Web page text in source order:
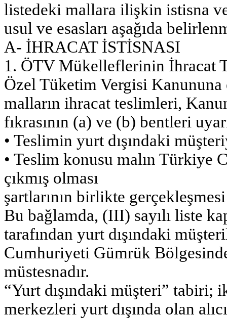
listedeki mallara ilişkin istisna
usul ve esasları aşağıda
A- İHRACAT İSTİSNASI
1. ÖTV Mükelleflerinin İhracat
Özel Tüketim Vergisi Kanununa
malların ihracat teslimleri,
fıkrasının (a) ve (b) bentleri
• Teslimin yurt dışındaki
• Teslim konusu malın Türkiye
çıkmış olması
şartlarının birlikte
Bu bağlamda, (III) sayılı liste
tarafından yurt dışındaki
Cumhuriyeti Gümrük
müstesnadır.
“Yurt dışındaki müşteri” tabiri;
merkezleri yurt dışında olan